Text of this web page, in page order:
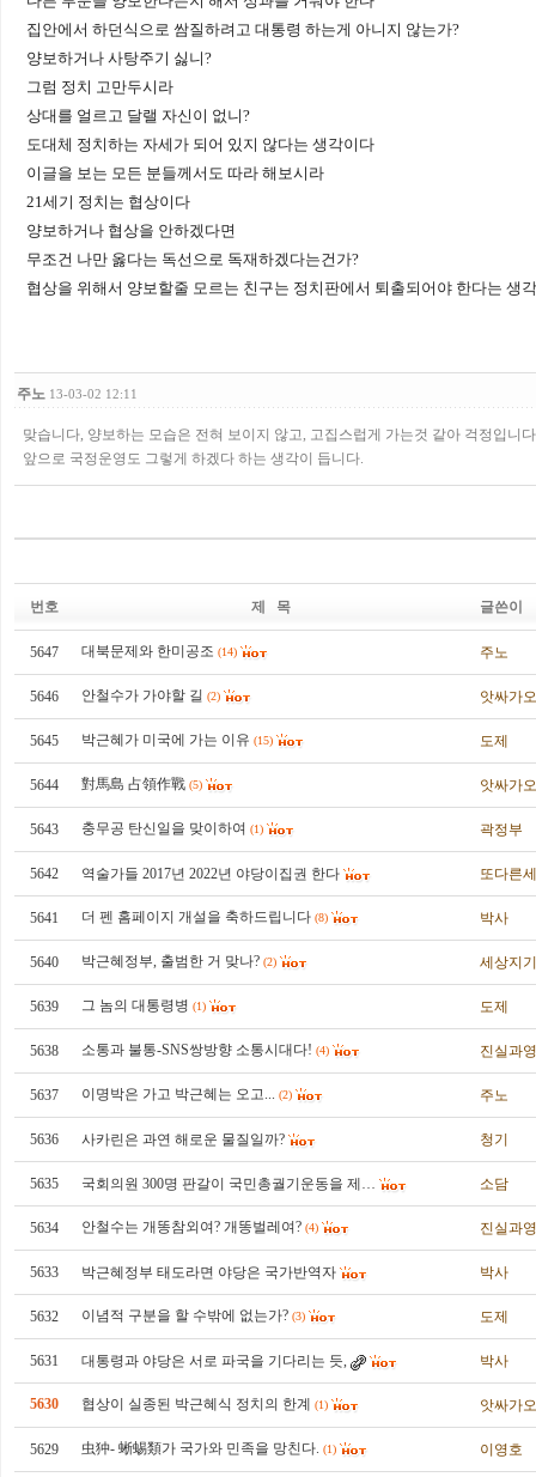
집안에서 하던식으로 쌈질하려고 대통령 하는게 아니지 않는가?
양보하거나 사탕주기 싫니?
그럼 정치 고만두시라
상대를 얼르고 달랠 자신이 없니?
도대체 정치하는 자세가 되어 있지 않다는 생각이다
이글을 보는 모든 분들께서도 따라 해보시라
21세기 정치는 협상이다
양보하거나 협상을 안하겠다면
무조건 나만 옳다는 독선으로 독재하겠다는건가?
협상을 위해서 양보할줄 모르는 친구는 정치판에서 퇴출되어야 한다는 생
주노 13-03-02 12:11
맞습니다, 양보하는 모습은 전혀 보이지 않고, 고집스럽게 가는것 같아 걱정입니
앞으로 국정운영도 그렇게 하겠다 하는 생각이 듭니다.
번호 제 목 글쓴이
5647 대북문제와 한미공조 (14) 주노
5646 안철수가 가야할 길 (2) 앗싸가
5645 박근혜가 미국에 가는 이유 (15) 도제
5644 對馬島 占領作戰 (5) 앗싸가
5643 충무공 탄신일을 맞이하여 (1) 곽정부
5642 역술가들 2017년 2022년 야당이집권 한다 또다른
5641 더 펜 홈페이지 개설을 축하드립니다 (8) 박사
5640 박근혜정부, 출범한 거 맞나? (2) 세상지기
5639 그 놈의 대통령병 (1) 도제
5638 소통과 불통-SNS쌍방향 소통시대다! (4) 진실과
5637 이명박은 가고 박근혜는 오고... (2) 주노
5636 사카린은 과연 해로운 물질일까? 청기
5635 국회의원 300명 판갈이 국민총궐기운동을 제… 소담
5634 안철수는 개똥참외여? 개똥벌레여? (4) 진실과
5633 박근혜정부 태도라면 야당은 국가반역자 박사
5632 이념적 구분을 할 수밖에 없는가? (3) 도제
5631 대통령과 야당은 서로 파국을 기다리는 듯, 박사
5630 협상이 실종된 박근혜식 정치의 한계 (1) 앗싸가
5629 虫狆- 蜥蜴類가 국가와 민족을 망친다. (1) 이영호